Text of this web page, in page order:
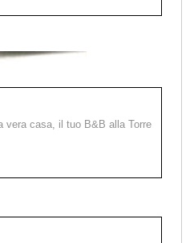
vera casa, il tuo B&B alla Torre